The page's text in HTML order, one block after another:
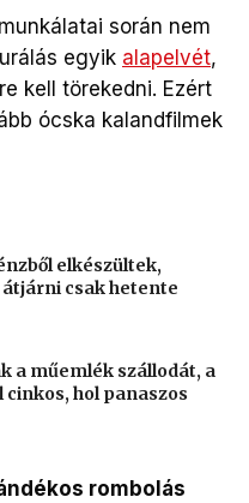
során nem
egyik alapelvét,
kell törekedni. Ezért
ócska kalandfilmek
elkészültek,
csak hetente
a műemlék szállodát, a
hol panaszos
rombolás